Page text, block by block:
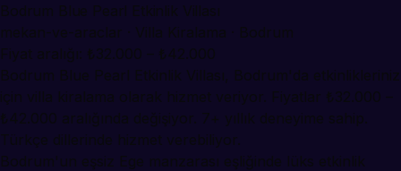
Bodrum Blue Pearl Etkinlik Villası
mekan-ve-araclar · Villa Kiralama · Bodrum
Fiyat aralığı: ₺32.000 – ₺42.000
Bodrum Blue Pearl Etkinlik Villası, Bodrum'da etkinlikleriniz
için villa kiralama olarak hizmet veriyor. Fiyatlar ₺32.000 –
₺42.000 aralığında değişiyor. 7+ yıllık deneyime sahip.
Türkçe dillerinde hizmet verebiliyor.
Bodrum'un eşsiz Ege manzarası eşliğinde lüks etkinlik